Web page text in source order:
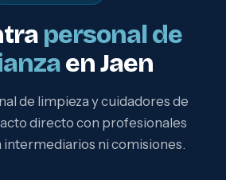
personal de
en Jaen
de limpieza y cuidadores de
directo con profesionales
intermediarios ni comisiones.